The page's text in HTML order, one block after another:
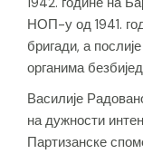
НОП-у од 1941.
бригади, а
органима
Василије
на дужности
Партизанске